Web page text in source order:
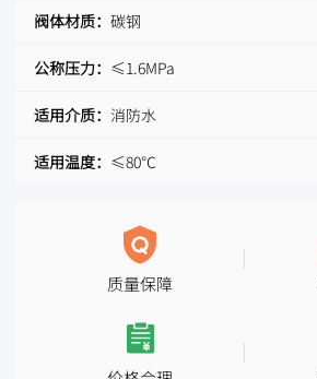
阀体材质： 碳钢
公称压力： ≤1.6MPa
适用介质： 消防水
适用温度： ≤80℃
质量保障